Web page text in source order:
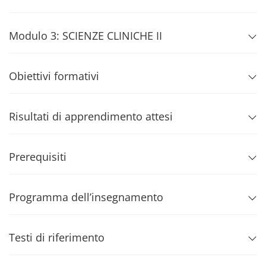
Modulo 3: SCIENZE CLINICHE II
Obiettivi formativi
Risultati di apprendimento attesi
Prerequisiti
Programma dell’insegnamento
Testi di riferimento